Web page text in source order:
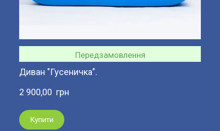
Передзамовлення
Диван "Гусеничка".
2 900,00  грн
Купити